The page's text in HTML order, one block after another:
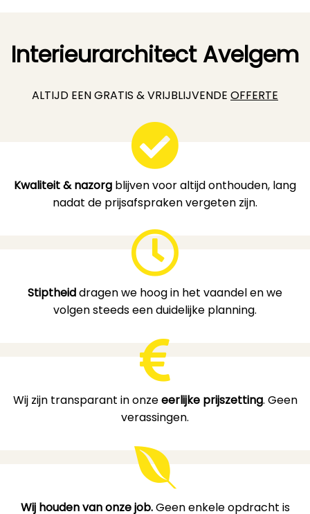
Interieurarchitect Avelgem
ALTIJD EEN GRATIS & VRIJBLIJVENDE OFFERTE
Kwaliteit & nazorg blijven voor altijd onthouden, lang
nadat de prijsafspraken vergeten zijn.
Stiptheiddragen we hoog in het vaandel en we
volgen steeds een duidelijke planning.
Wij zijn transparant in onzeeerlijke prijszetting. Geen
verassingen.
Wij houden van onze job.Geen enkele opdracht is